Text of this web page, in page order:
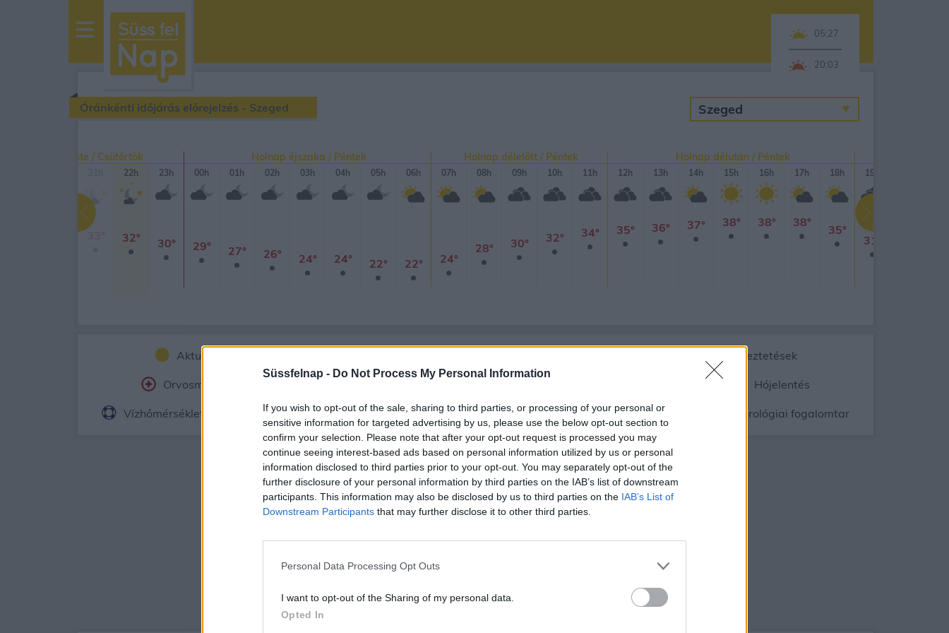
Süssfelnap - Do Not Process My Personal Information
If you wish to opt-out of the sale, sharing to third parties, or processing of your personal or
sensitive information for targeted advertising by us, please use the below opt-out section to
confirm your selection. Please note that after your opt-out request is processed you may
continue seeing interest-based ads based on personal information utilized by us or personal
information disclosed to third parties prior to your opt-out. You may separately opt-out of the
further disclosure of your personal information by third parties on the IAB’s list of downstream
participants. This information may also be disclosed by us to third parties on the IAB’s List of
Downstream Participants that may further disclose it to other third parties.
Personal Data Processing Opt Outs
I want to opt-out of the Sharing of my personal data.
Opted In
sussfelnap.hu
időjárás
05:27
20:03
Óránkénti időjárás előrejelzés - Szeged
Ma este / Csütörtök
22h
32°
23h
30°
Holnap éjszaka / Péntek
00h
29°
01h
27°
02h
26°
03h
24°
04h
24°
05h
22°
06h
22°
Holnap délelőtt / Péntek
07h
24°
08h
28°
09h
30°
10h
32°
11h
34°
Holnap délután / Péntek
12h
35°
13h
36°
14h
37°
15h
38°
16h
38°
17h
38°
18h
35°
19h
31°
Aktuális időjárás Vészjelzések, figyelmeztetések
Orvosmeteorológia Hójelentés
Vízhőmérséklet Holdnaptár Receptek Pollenjelentés Mikor? Légnyomás Meteorológiai fogalomtar